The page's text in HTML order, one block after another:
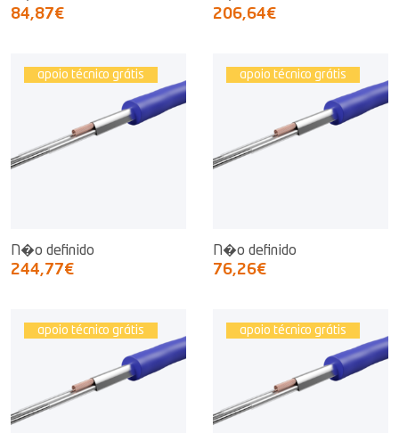
84,87€ 206,64€
apoio técnico grátis
N�o definido
244,77€
apoio técnico grátis
N�o definido
76,26€
apoio técnico grátis apoio técnico grátis